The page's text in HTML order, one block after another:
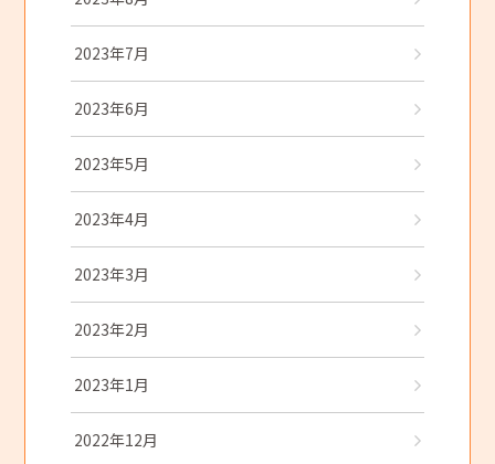
2023年7月
2023年6月
2023年5月
2023年4月
2023年3月
2023年2月
2023年1月
2022年12月